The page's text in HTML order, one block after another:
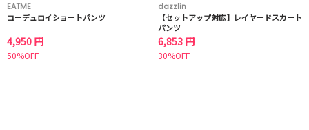
EATME
コーデュロイショートパンツ
4,950 円
50%OFF
dazzlin
【セットアップ対応】レイヤードスカート
パンツ
6,853 円
30%OFF